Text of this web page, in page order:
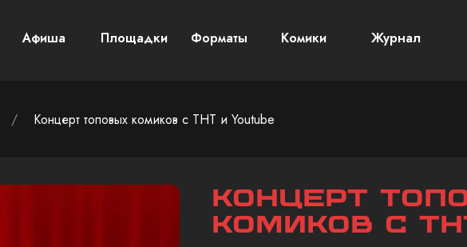
Афиша Площадки Форматы Комики Журнал
/ Концерт топовых комиков с ТНТ и Youtube
Концерт
комиков с